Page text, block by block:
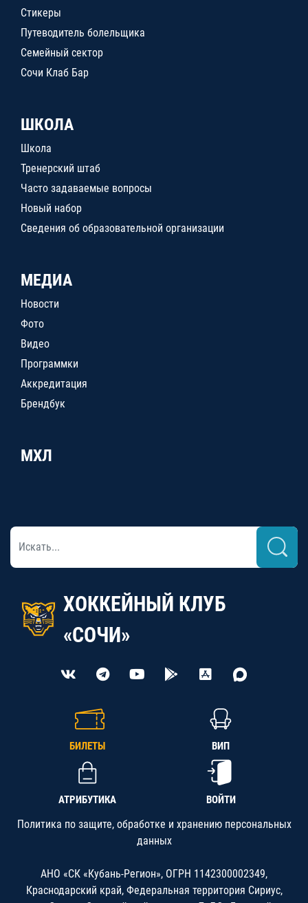
Стикеры
Путеводитель болельщика
Семейный сектор
Сочи Клаб Бар
ШКОЛА
Школа
Тренерский штаб
Часто задаваемые вопросы
Новый набор
Сведения об образовательной организации
МЕДИА
Новости
Фото
Видео
Программки
Аккредитация
Брендбук
МХЛ
ХОККЕЙНЫЙ КЛУБ
«СОЧИ»
БИЛЕТЫ ВИП
АТРИБУТИКА ВОЙТИ
Политика по защите, обработке и хранению персональных
данных
АНО «СК «Кубань-Регион», ОГРН 1142300002349,
Краснодарский край, Федеральная территория Сириус,